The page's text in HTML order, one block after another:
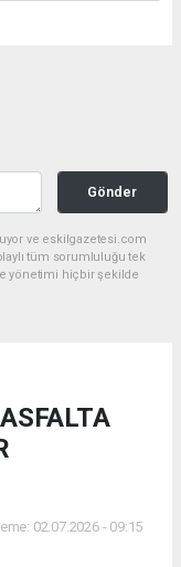
Gönder
ve eskilgazetesi.com
tüm sorumluluğu tek
yönetimi hiçbir şekilde
02.07.2026 - 09:15